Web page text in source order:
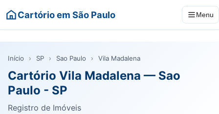
Cartório em São Paulo Menu
Início › SP › Sao Paulo › Vila Madalena
Cartório Vila Madalena — Sao
Paulo - SP
Registro de Imóveis